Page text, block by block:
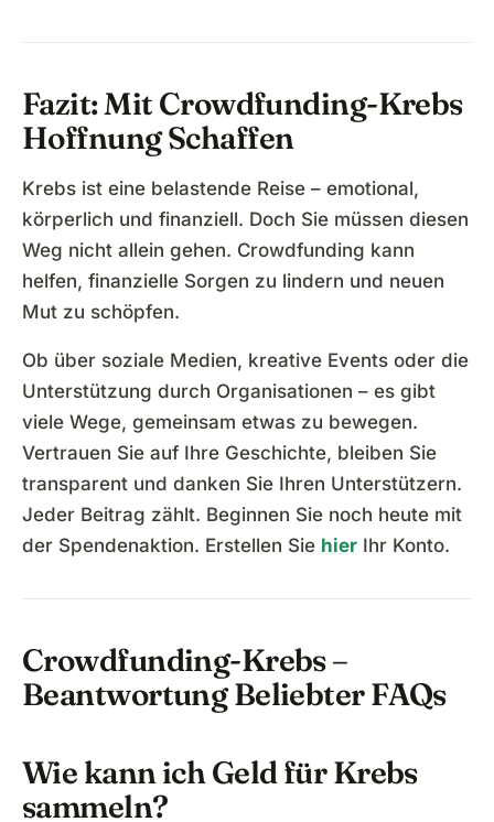
Fazit: Mit Crowdfunding-Krebs
Hoffnung Schaffen
Krebs ist eine belastende Reise – emotional,
körperlich und finanziell. Doch Sie müssen diesen
Weg nicht allein gehen. Crowdfunding kann
helfen, finanzielle Sorgen zu lindern und neuen
Mut zu schöpfen.
Ob über soziale Medien, kreative Events oder die
Unterstützung durch Organisationen – es gibt
viele Wege, gemeinsam etwas zu bewegen.
Vertrauen Sie auf Ihre Geschichte, bleiben Sie
transparent und danken Sie Ihren Unterstützern.
Jeder Beitrag zählt. Beginnen Sie noch heute mit
der Spendenaktion. Erstellen Sie hier Ihr Konto.
Crowdfunding-Krebs –
Beantwortung Beliebter FAQs
Wie kann ich Geld für Krebs
sammeln?